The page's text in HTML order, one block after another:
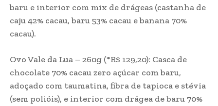
baru e interior com mix de drágeas (castanha de
caju 42% cacau, baru 53% cacau e banana 70%
cacau).
Ovo Vale da Lua – 260g (*R$ 129,20): Casca de
chocolate 70% cacau zero açúcar com baru,
adoçado com taumatina, fibra de tapioca e stévia
(sem polióis), e interior com drágea de baru 70%